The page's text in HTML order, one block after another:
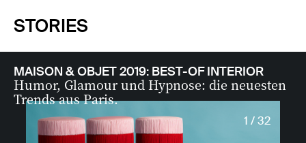
STORIES
MAISON & OBJET 2019: BEST-OF INTERIOR
Humor, Glamour und Hypnose: die neuesten
Trends aus Paris.
1 / 32